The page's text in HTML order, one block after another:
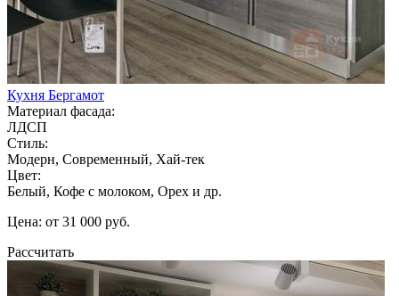
Кухня Бергамот
Материал фасада:
ЛДСП
Стиль:
Модерн, Современный, Хай-тек
Цвет:
Белый, Кофе с молоком, Орех и др.
Цена: от 31 000 руб.
Рассчитать